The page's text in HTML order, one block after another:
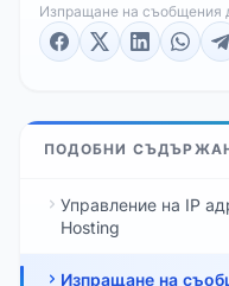
Изпращане на съобщения
ви в DirectAdmin Reseller
ПОДОБНИ
Управление на IP
Hosting
Изпращане на